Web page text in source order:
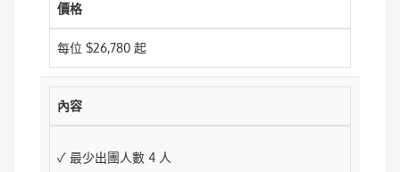
價格
每位 $26,780 起
內容
✓ 最少出團人數 4 人